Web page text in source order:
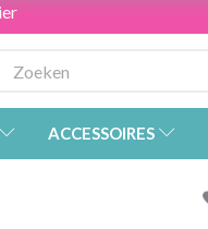
ACCESSOIRES